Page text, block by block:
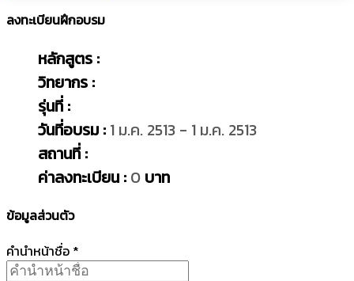
ลงทะเบียนฝึกอบรม
หลักสูตร :
วิทยากร :
รุ่นที่ :
วันที่อบรม : 1 ม.ค. 2513 - 1 ม.ค. 2513
สถานที่ :
ค่าลงทะเบียน : 0 บาท
ข้อมูลส่วนตัว
คำนำหน้าชื่อ *